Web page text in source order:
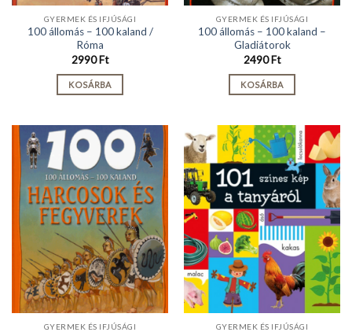
GYERMEK ÉS IFJÚSÁGI
100 állomás – 100 kaland /
Róma
2990Ft
KOSÁRBA
GYERMEK ÉS IFJÚSÁGI
100 állomás – 100 kaland –
Gladiátorok
2490Ft
KOSÁRBA
GYERMEK ÉS IFJÚSÁGI GYERMEK ÉS IFJÚSÁGI